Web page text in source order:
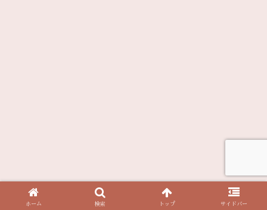
ホーム 検索 トップ サイドバー